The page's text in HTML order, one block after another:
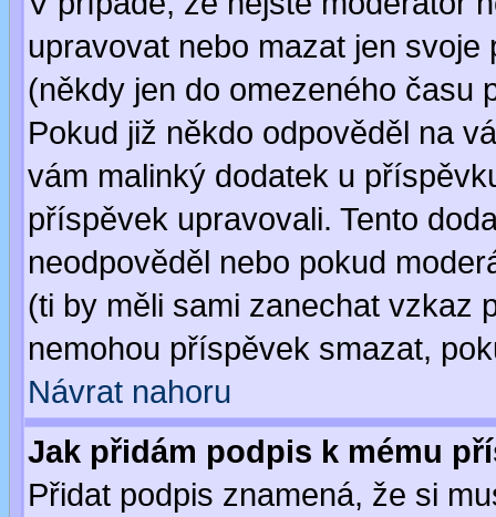
upravovat nebo mazat jen
(někdy jen do omezeného
Pokud již někdo odpověděl na
vám malinký dodatek u
příspěvek upravovali. Tento
neodpověděl nebo pokud
(ti by měli sami zanechat vzkaz
nemohou příspěvek smazat,
Návrat nahoru
Jak přidám podpis k mému
Přidat podpis znamená, že si